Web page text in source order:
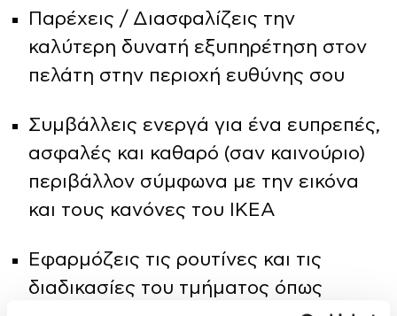
Παρέχεις / Διασφαλίζεις την
καλύτερη δυνατή εξυπηρέτηση στον
πελάτη στην περιοχή ευθύνης σου
Συμβάλλεις ενεργά για ένα ευπρεπές,
ασφαλές και καθαρό (σαν καινούριο)
περιβάλλον σύμφωνα με την εικόνα
και τους κανόνες του ΙΚΕΑ
Εφαρμόζεις τις ρουτίνες και τις
διαδικασίες του τμήματος όπως